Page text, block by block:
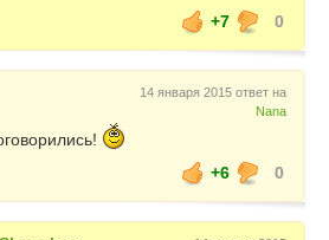
+7
0
14 января 2015 ответ на
Nana
+6
0